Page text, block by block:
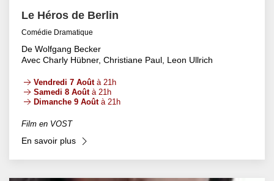
Le Héros de Berlin
Comédie Dramatique
De Wolfgang Becker
Avec Charly Hübner, Christiane Paul, Leon Ullrich
Vendredi 7 Aoûtà 21h
Samedi 8 Aoûtà 21h
Dimanche 9 Aoûtà 21h
Film en VOST
En savoir plus